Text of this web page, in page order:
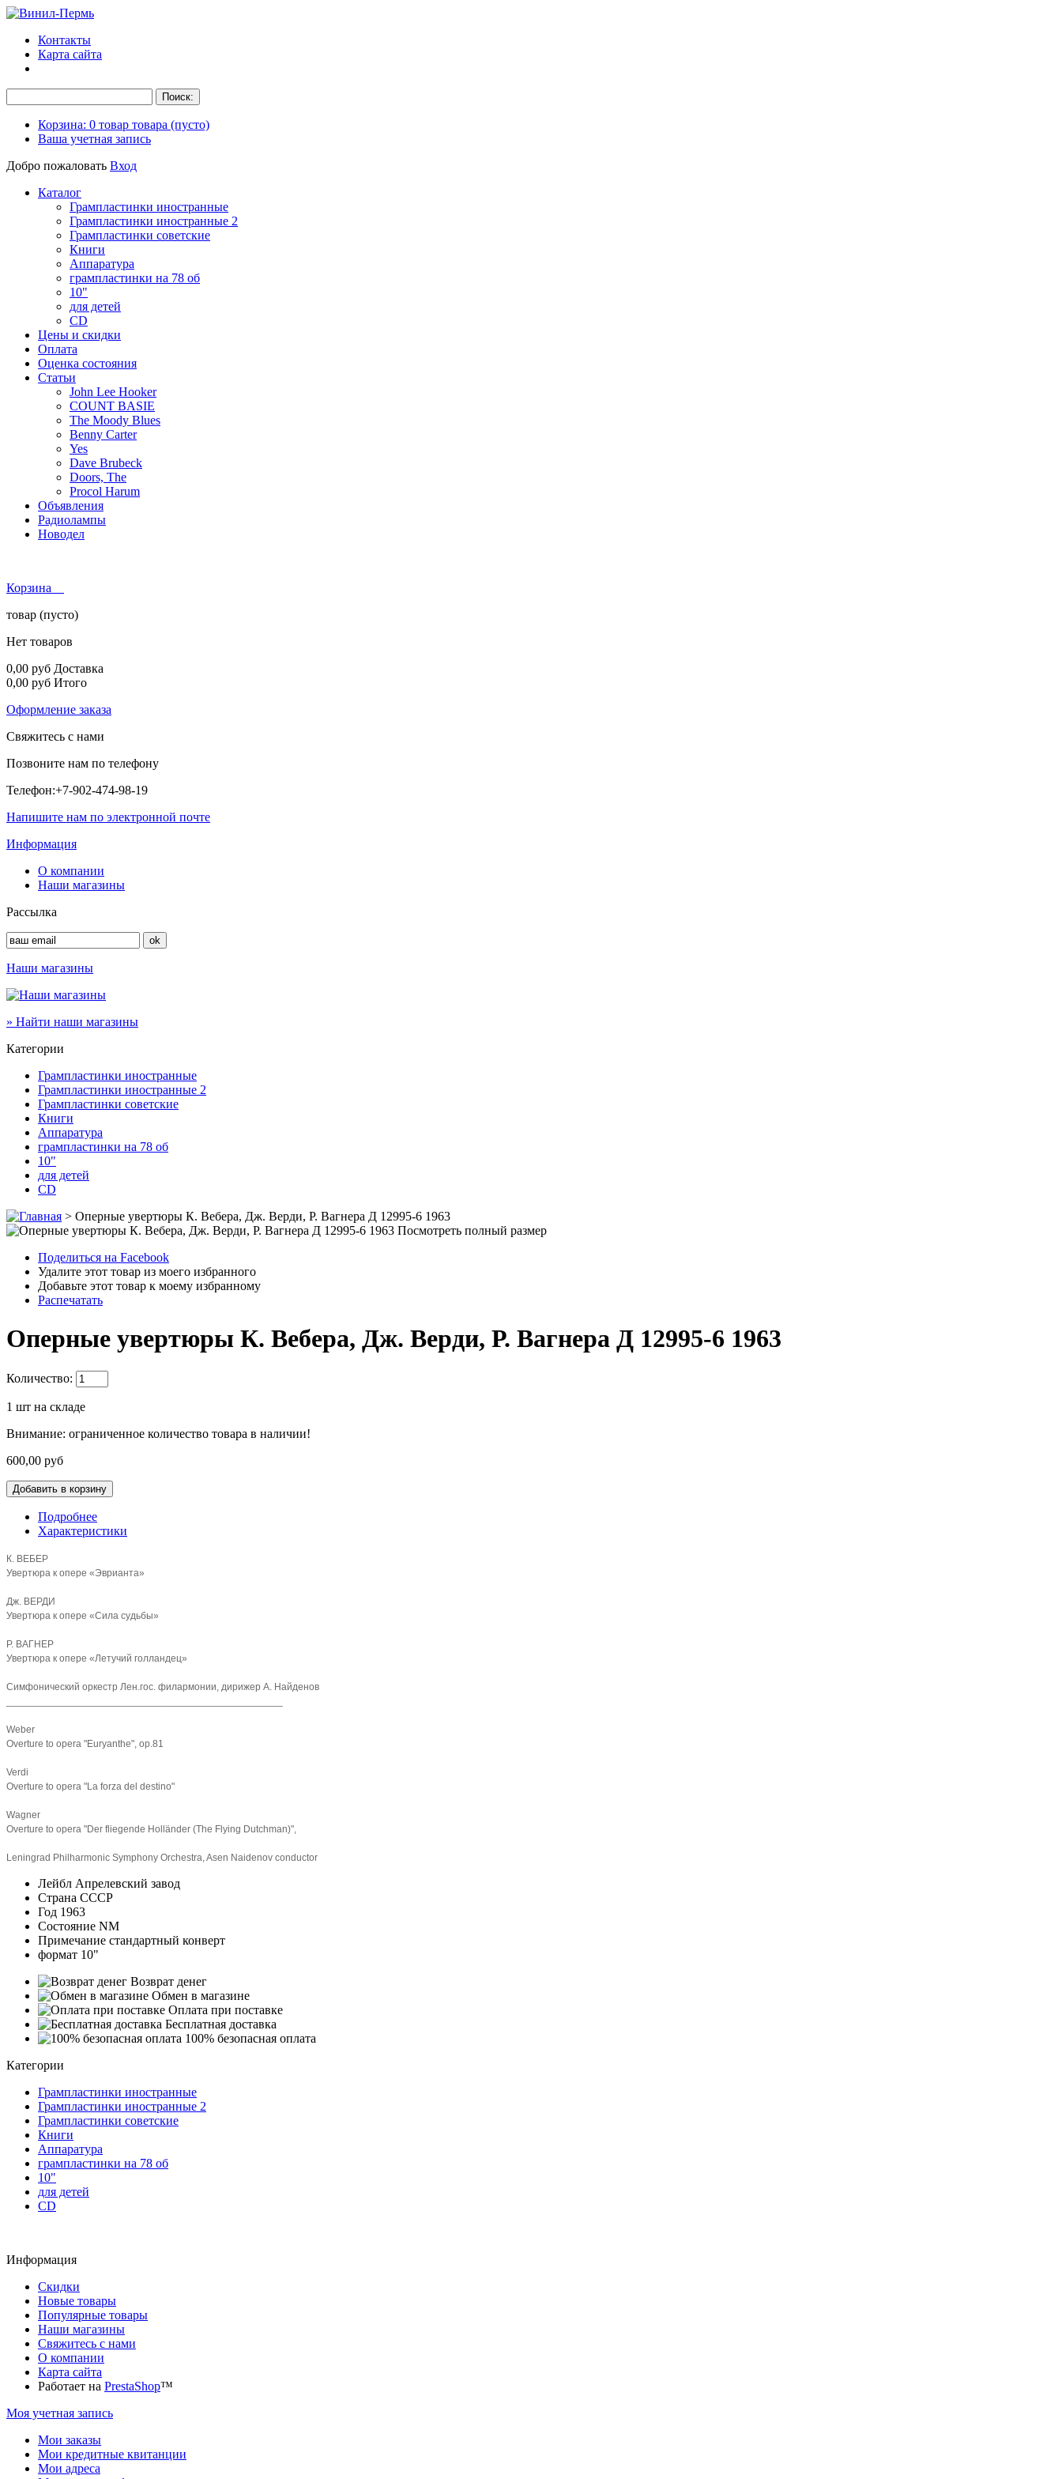
Контакты
Карта сайта
Корзина: 0 товар товара (пусто)
Ваша учетная запись
Добро пожаловать Вход
Каталог
Грампластинки иностранные
Грампластинки иностранные 2
Грампластинки советские
Книги
Аппаратура
грампластинки на 78 об
10"
для детей
CD
Цены и скидки
Оплата
Оценка состояния
Статьи
John Lee Hooker
COUNT BASIE
The Moody Blues
Benny Carter
Yes
Dave Brubeck
Doors, The
Procol Harum
Объявления
Радиолампы
Новодел
Корзина
товар (пусто)
Нет товаров
0,00 руб Доставка
0,00 руб Итого
Оформление заказа
Свяжитесь с нами
Позвоните нам по телефону
Телефон:+7-902-474-98-19
Напишите нам по электронной почте
Информация
О компании
Наши магазины
Рассылка
Наши магазины
» Найти наши магазины
Категории
Грампластинки иностранные
Грампластинки иностранные 2
Грампластинки советские
Книги
Аппаратура
грампластинки на 78 об
10"
для детей
CD
> Оперные увертюры К. Вебера, Дж. Верди, Р. Вагнера Д 12995-6 1963
Посмотреть полный размер
Поделиться на Facebook
Удалите этот товар из моего избранного
Добавьте этот товар к моему избранному
Распечатать
Оперные увертюры К. Вебера, Дж. Верди, Р. Вагнера Д 12995-6 1963
Количество:
1 шт на складе
Внимание: ограниченное количество товара в наличии!
600,00 руб
Подробнее
Характеристики
К. ВЕБЕР
Увертюра к опере «Эврианта»
Дж. ВЕРДИ
Увертюра к опере «Сила судьбы»
Р. ВАГНЕР
Увертюра к опере «Летучий голландец»
Симфонический оркестр Лен.гос. филармонии, дирижер А. Найденов
Weber
Overture to opera "Euryanthe", op.81
Verdi
Overture to opera "La forza del destino"
Wagner
Overture to opera "Der fliegende Holländer (The Flying Dutchman)",
Leningrad Philharmonic Symphony Orchestra, Asen Naidenov conductor
Лейбл Апрелевский завод
Страна СССР
Год 1963
Состояние NM
Примечание стандартный конверт
формат 10"
Возврат денег
Обмен в магазине
Оплата при поставке
Бесплатная доставка
100% безопасная оплата
Категории
Грампластинки иностранные
Грампластинки иностранные 2
Грампластинки советские
Книги
Аппаратура
грампластинки на 78 об
10"
для детей
CD
Информация
Скидки
Новые товары
Популярные товары
Наши магазины
Свяжитесь с нами
О компании
Карта сайта
Работает на PrestaShop™
Моя учетная запись
Мои заказы
Мои кредитные квитанции
Мои адреса